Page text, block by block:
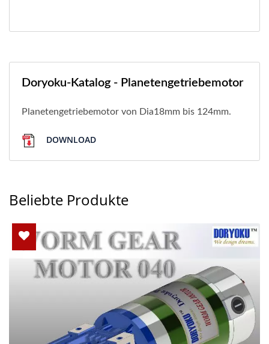
Doryoku-Katalog - Planetengetriebemotor
Planetengetriebemotor von Dia18mm bis 124mm.
DOWNLOAD
Beliebte Produkte